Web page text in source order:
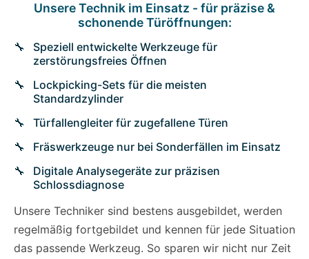
Unsere Technik im Einsatz - für präzise &
schonende Türöffnungen:
Speziell entwickelte Werkzeuge für
zerstörungsfreies Öffnen
Lockpicking-Sets für die meisten
Standardzylinder
Türfallengleiter für zugefallene Türen
Fräswerkzeuge nur bei Sonderfällen im Einsatz
Digitale Analysegeräte zur präzisen
Schlossdiagnose
Unsere Techniker sind bestens ausgebildet, werden
regelmäßig fortgebildet und kennen für jede Situation
das passende Werkzeug. So sparen wir nicht nur Zeit